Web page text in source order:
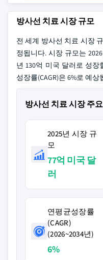
방사선 치료 시장 규모
전 세계 방사선 치료 시장
정됩니다. 시장 규모는
년 130억 미국 달러로 성
성장률(CAGR)은 6%로 예상
방사선 치료 시장 주
2025년 시장 규
모
77억 미국 달
러
연평균성장률
(CAGR)
(2026~2034년)
6%